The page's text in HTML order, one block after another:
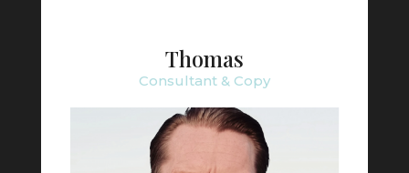
Thomas
Consultant & Copy